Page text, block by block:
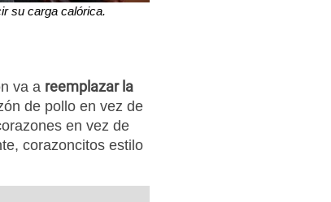
su carga calórica.
va a reemplazar la
de pollo en vez de
en vez de
corazoncitos estilo